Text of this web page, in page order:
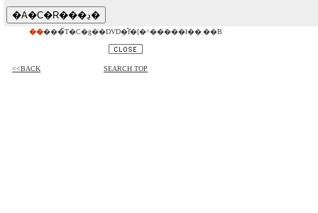
�� ���̃T�C�g��DVD�̂݃f�[�^�����ł��܂��B
<<BACK SEARCH TOP